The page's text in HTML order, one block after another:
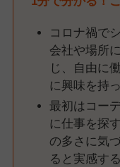
コロナ禍で
会社や場所
じ、自由に
に興味を持
最初はコー
に仕事を探
の多さに気
ると実感する